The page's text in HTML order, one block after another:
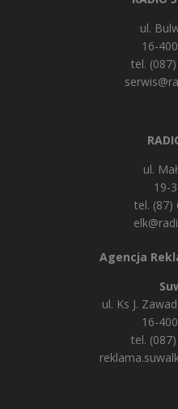
ul.
16-
tel.
ul.
19-
tel. (87)
Agencja
ul. Ks J.
16-
tel.